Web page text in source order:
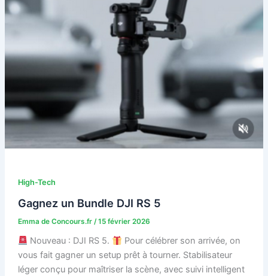
High-Tech
Gagnez un Bundle DJI RS 5
Emma de Concours.fr /15 février 2026
Nouveau : DJI RS 5.
Pour célébrer son arrivée, on
vous fait gagner un setup prêt à tourner. Stabilisateur
léger conçu pour maîtriser la scène, avec suivi intelligent